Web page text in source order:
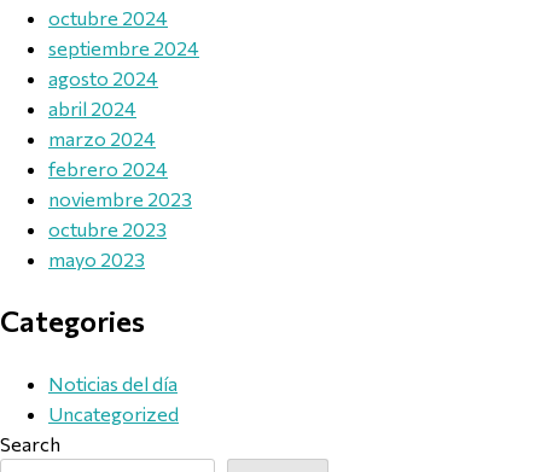
octubre 2024
septiembre 2024
agosto 2024
abril 2024
marzo 2024
febrero 2024
noviembre 2023
octubre 2023
mayo 2023
Categories
Noticias del día
Uncategorized
Search